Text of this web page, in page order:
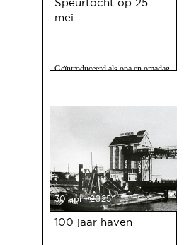
mei
Geïntroduceerd als opa en omadag
30 april 2025
100 jaar haven